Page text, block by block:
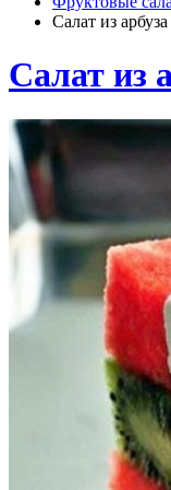
Салат из
Салат из